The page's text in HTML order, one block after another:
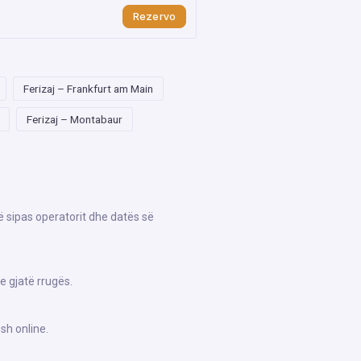
Rezervo
Ferizaj – Frankfurt am Main
Ferizaj – Montabaur
sipas operatorit dhe datës së
gjatë rrugës.
online.